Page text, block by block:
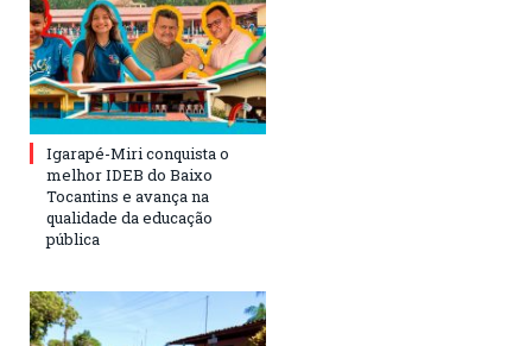
Igarapé-Miri conquista o
melhor IDEB do Baixo
Tocantins e avança na
qualidade da educação
pública